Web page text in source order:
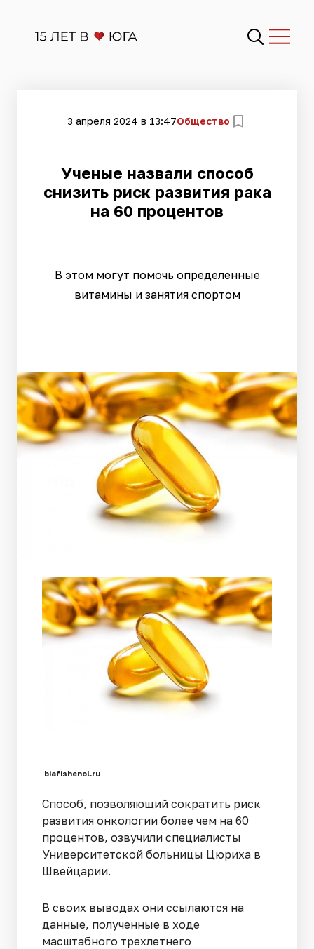
3 апреля 2024 в 13:47Общество
Ученые назвали способ
снизить риск развития рака
на 60 процентов
В этом могут помочь определенные
витамины и занятия спортом
biafishenol.ru
Способ, позволяющий сократить риск
развития онкологии более чем на 60
процентов, озвучили специалисты
Университетской больницы Цюриха в
Швейцарии.
В своих выводах они ссылаются на
данные, полученные в ходе
масштабного трехлетнего